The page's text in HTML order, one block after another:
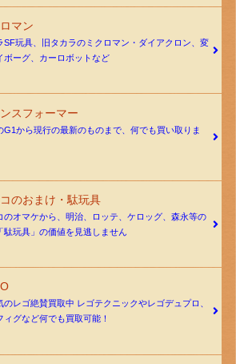
マン
SF玩具、旧タカラのミクロマン・ダイアクロン、変
ボーグ、カーロボットなど
ンスフォーマー
G1から現行の最新のものまで、何でも買い取りま
のおまけ・駄玩具
のオマケから、明治、ロッテ、ケロッグ、森永等の
駄玩具」の価値を見逃しません
のレゴ絶賛買取中 レゴテクニックやレゴデュプロ、
ィグなど何でも買取可能！